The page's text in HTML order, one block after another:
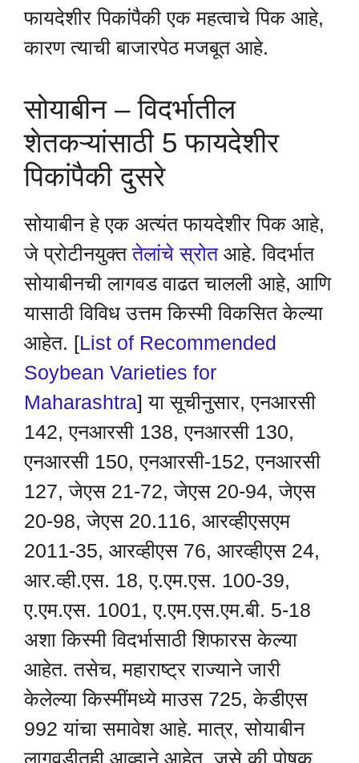
फायदेशीर पिकांपैकी एक महत्वाचे पिक आहे,
कारण त्याची बाजारपेठ मजबूत आहे.
सोयाबीन – विदर्भातील
शेतकऱ्यांसाठी 5 फायदेशीर
पिकांपैकी दुसरे
सोयाबीन हे एक अत्यंत फायदेशीर पिक आहे,
जे प्रोटीनयुक्ततेलांचे स्रोतआहे. विदर्भात
सोयाबीनची लागवड वाढत चालली आहे, आणि
यासाठी विविध उत्तम किस्मी विकसित केल्या
आहेत. [List of Recommended
Soybean Varieties for
Maharashtra] या सूचीनुसार, एनआरसी
142, एनआरसी 138, एनआरसी 130,
एनआरसी 150, एनआरसी-152, एनआरसी
127, जेएस 21-72, जेएस 20-94, जेएस
20-98, जेएस 20.116, आरव्हीएसएम
2011-35, आरव्हीएस 76, आरव्हीएस 24,
आर.व्ही.एस. 18, ए.एम.एस. 100-39,
ए.एम.एस. 1001, ए.एम.एस.एम.बी. 5-18
अशा किस्मी विदर्भासाठी शिफारस केल्या
आहेत. तसेच, महाराष्ट्र राज्याने जारी
केलेल्या किस्मींमध्ये माउस 725, केडीएस
992 यांचा समावेश आहे. मात्र, सोयाबीन